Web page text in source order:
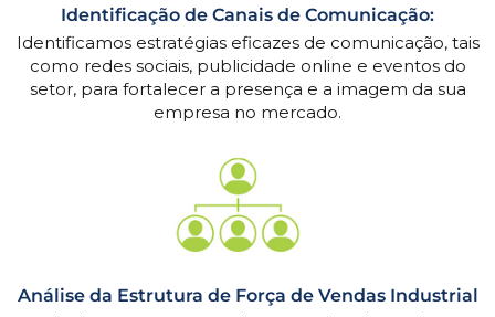
Identificação de Canais de Comunicação:
Identificamos estratégias eficazes de comunicação, tais
como redes sociais, publicidade online e eventos do
setor, para fortalecer a presença e a imagem da sua
empresa no mercado.
Análise da Estrutura de Força de Vendas Industrial